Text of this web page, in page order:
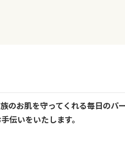
のお肌を守ってくれる毎日のパ
伝いをいたします。